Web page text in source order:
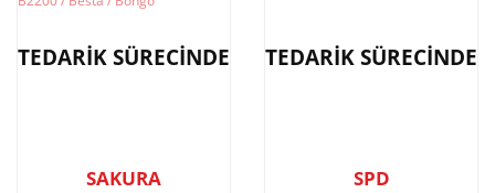
TEDARİK SÜRECİNDE
SAKURA
TEDARİK SÜRECİNDE
SPD